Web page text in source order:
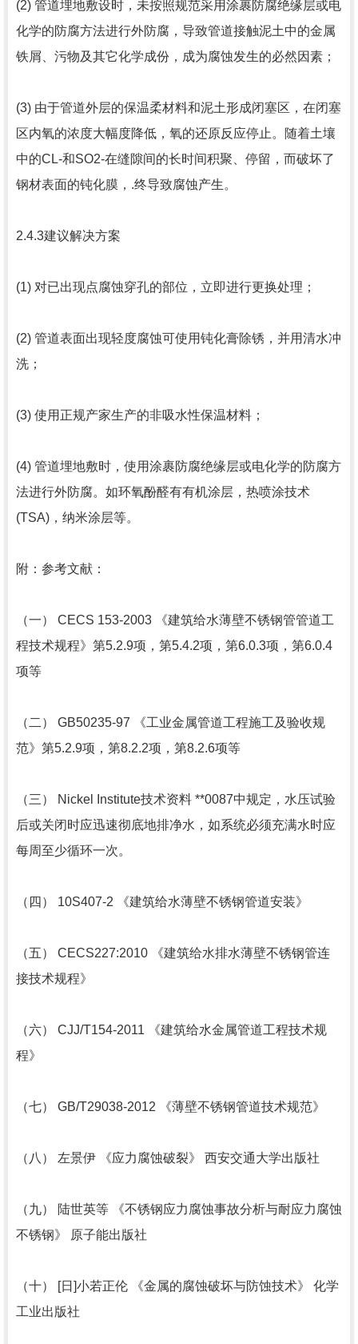
(2) 管道埋地敷设时，未按照规范采用涂裹防腐绝缘层或电
化学的防腐方法进行外防腐，导致管道接触泥土中的金属
铁屑、污物及其它化学成份，成为腐蚀发生的必然因素；
(3) 由于管道外层的保温柔材料和泥土形成闭塞区，在闭塞
区内氧的浓度大幅度降低，氧的还原反应停止。随着土壤
中的CL-和SO2-在缝隙间的长时间积聚、停留，而破坏了
钢材表面的钝化膜，.终导致腐蚀产生。
2.4.3建议解决方案
(1) 对已出现点腐蚀穿孔的部位，立即进行更换处理；
(2) 管道表面出现轻度腐蚀可使用钝化膏除锈，并用清水冲
洗；
(3) 使用正规产家生产的非吸水性保温材料；
(4) 管道埋地敷时，使用涂裹防腐绝缘层或电化学的防腐方
法进行外防腐。如环氧酚醛有有机涂层，热喷涂技术
(TSA)，纳米涂层等。
附：参考文献：
（一） CECS 153-2003 《建筑给水薄壁不锈钢管管道工
程技术规程》第5.2.9项，第5.4.2项，第6.0.3项，第6.0.4
项等
（二） GB50235-97 《工业金属管道工程施工及验收规
范》第5.2.9项，第8.2.2项，第8.2.6项等
（三） Nickel Institute技术资料 **0087中规定，水压试验
后或关闭时应迅速彻底地排净水，如系统必须充满水时应
每周至少循环一次。
（四） 10S407-2 《建筑给水薄壁不锈钢管道安装》
（五） CECS227:2010 《建筑给水排水薄壁不锈钢管连
接技术规程》
（六） CJJ/T154-2011 《建筑给水金属管道工程技术规
程》
（七） GB/T29038-2012 《薄壁不锈钢管道技术规范》
（八） 左景伊 《应力腐蚀破裂》 西安交通大学出版社
（九） 陆世英等 《不锈钢应力腐蚀事故分析与耐应力腐蚀
不锈钢》 原子能出版社
（十） [日]小若正伦 《金属的腐蚀破坏与防蚀技术》 化学
工业出版社